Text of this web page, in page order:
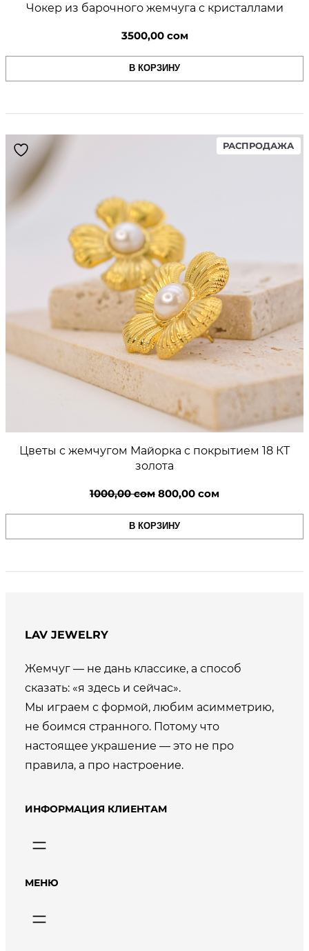
Чокер из барочного жемчуга с кристаллами
3500,00 сом
В КОРЗИНУ
РАСПРОДАЖА
ON
Цветы с жемчугом Майорка с покрытием 18 КТ
золота
1000,00сом Первоначальная
составляла
800,00 сомТекущая
В КОРЗИНУ
LAV JEWELRY
Жемчуг — не дань классике, а способ
сказать: «я здесь и сейчас».
Мы играем с формой, любим асимметрию,
не боимся странного. Потому что
настоящее украшение — это не про
правила, а про настроение.
ИНФОРМАЦИЯ КЛИЕНТАМ
МЕНЮ